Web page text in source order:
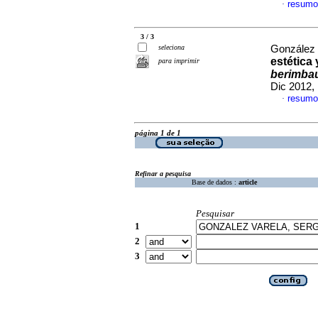
·
3 / 3
seleciona
para imprimir
estética
Dic 2012,
·
página 1 de 1
Refinar a pesquisa
Base de dados : article
Pesquisar
1
2
3